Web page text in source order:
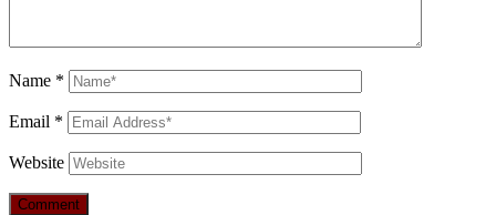
Name *
Email *
Website